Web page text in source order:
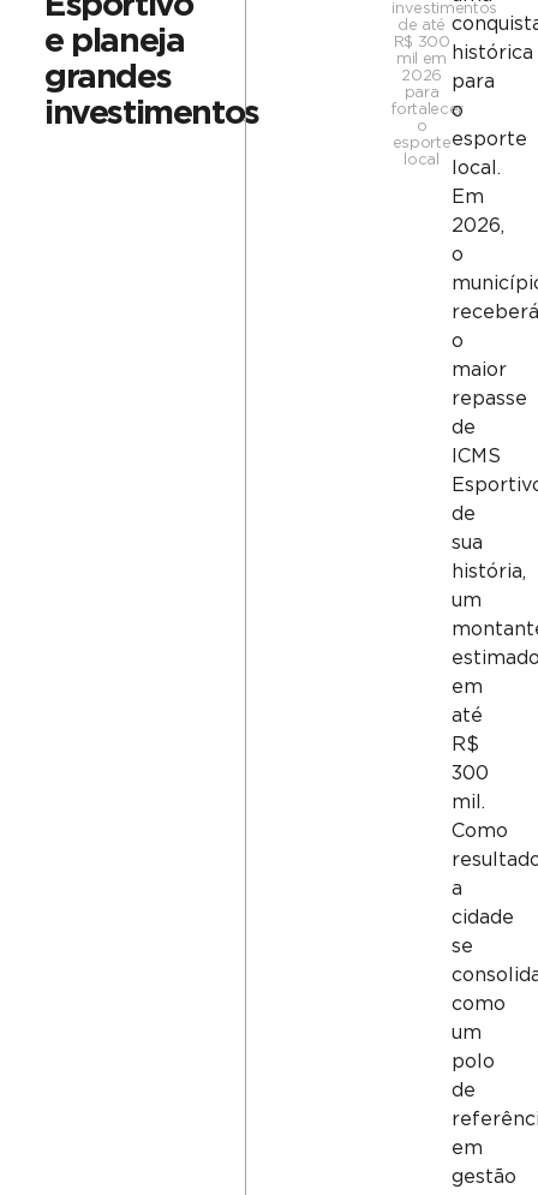
e planeja
grandes
investimentos
investimentos
de até
R$ 300
mil em
2026
para
fortalecer
o
esporte
local
histórica
para
o
esporte
local.
Em
2026,
o
receberá
o
maior
repasse
de
ICMS
de
sua
história,
um
em
até
R$
300
mil.
Como
a
cidade
se
como
um
polo
de
em
gestão